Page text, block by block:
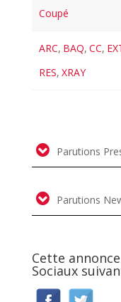
Coupé
ARC, BAQ, CC,
RES, XRAY
Parutions
Parutions
Cette
Sociaux